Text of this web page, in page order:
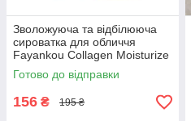
Зволожуюча та відбілююча
сироватка для обличчя
Fayankou Collagen Moisturize
Whiten Serum з колагеном 40
мл
Готово до відправки
156 ₴ 195 ₴